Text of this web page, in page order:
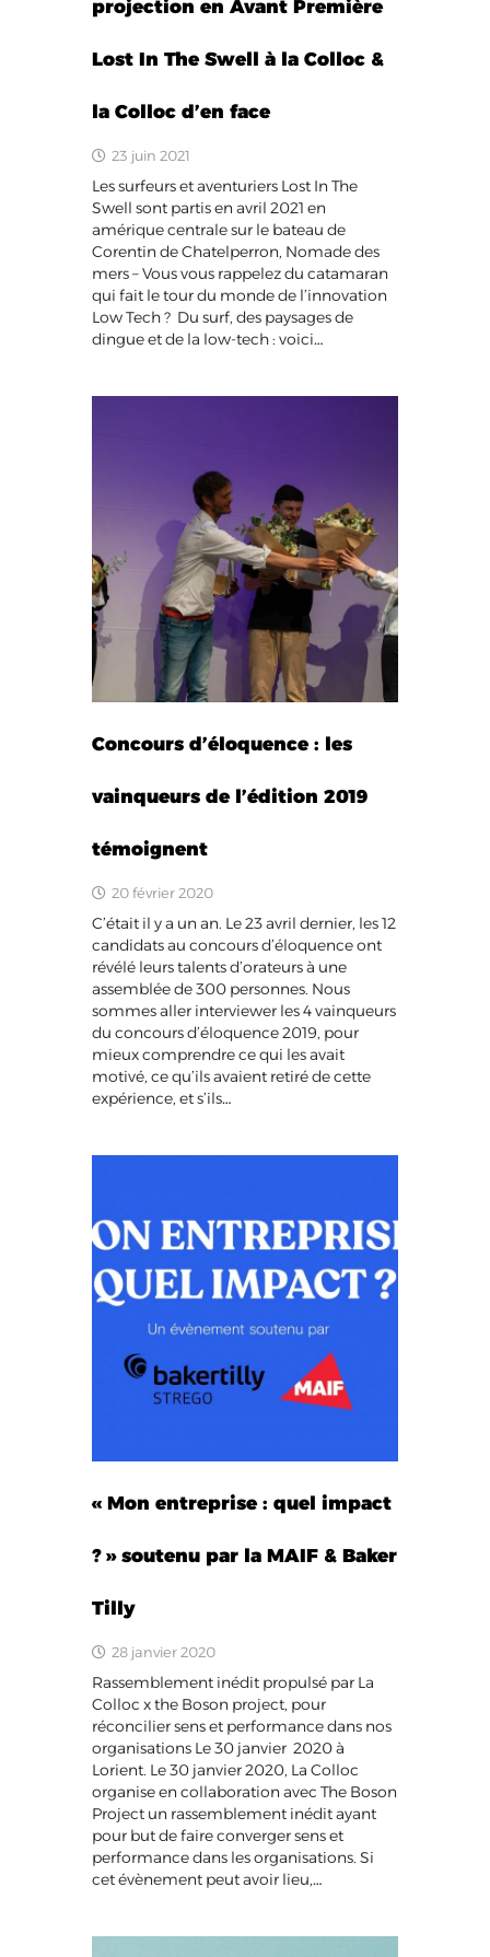
projection en Avant Première
Lost In The Swell à la Colloc &
la Colloc d’en face
23 juin 2021
Les surfeurs et aventuriers Lost In The
Swell sont partis en avril 2021 en
amérique centrale sur le bateau de
Corentin de Chatelperron, Nomade des
mers – Vous vous rappelez du catamaran
qui fait le tour du monde de l’innovation
Low Tech ? Du surf, des paysages de
dingue et de la low-tech : voici…
Concours d’éloquence : les
vainqueurs de l’édition 2019
témoignent
20 février 2020
C’était il y a un an. Le 23 avril dernier, les 12
candidats au concours d’éloquence ont
révélé leurs talents d’orateurs à une
assemblée de 300 personnes. Nous
sommes aller interviewer les 4 vainqueurs
du concours d’éloquence 2019, pour
mieux comprendre ce qui les avait
motivé, ce qu’ils avaient retiré de cette
expérience, et s’ils…
« Mon entreprise : quel impact
? » soutenu par la MAIF & Baker
Tilly
28 janvier 2020
Rassemblement inédit propulsé par La
Colloc x the Boson project, pour
réconcilier sens et performance dans nos
organisations Le 30 janvier 2020 à
Lorient. Le 30 janvier 2020, La Colloc
organise en collaboration avec The Boson
Project un rassemblement inédit ayant
pour but de faire converger sens et
performance dans les organisations. Si
cet évènement peut avoir lieu,…